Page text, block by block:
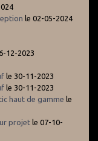
le 02-05-2024
12-2023
le 30-11-2023
le 30-11-2023
haut de gamme le
projet le 07-10-